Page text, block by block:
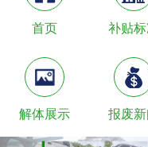
首页 补贴
解体展示 报废